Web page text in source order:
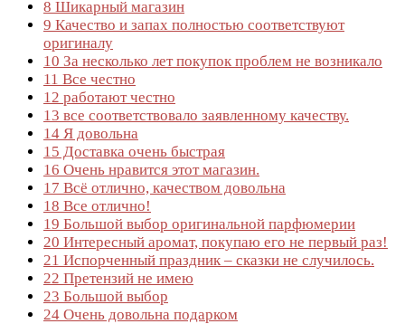
8 Шикарный магазин
9 Качество и запах полностью соответствуют
оригиналу
10 За несколько лет покупок проблем не возникало
11 Все честно
12 работают честно
13 все соответствовало заявленному качеству.
14 Я довольна
15 Доставка очень быстрая
16 Очень нравится этот магазин.
17 Всё отлично, качеством довольна
18 Все отлично!
19 Большой выбор оригинальной парфюмерии
20 Интересный аромат, покупаю его не первый раз!
21 Испорченный праздник – сказки не случилось.
22 Претензий не имею
23 Большой выбор
24 Очень довольна подарком